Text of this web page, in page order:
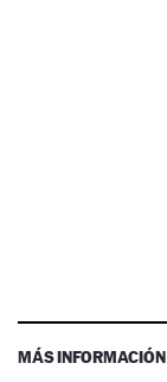
MÁS INFORMACIÓN